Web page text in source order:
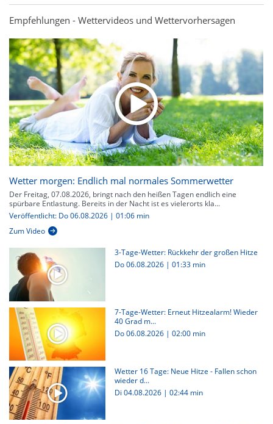
Empfehlungen - Wettervideos und Wettervorhersagen
Wetter morgen: Endlich mal normales Sommerwetter
Der Freitag, 07.08.2026, bringt nach den heißen Tagen endlich eine
spürbare Entlastung. Bereits in der Nacht ist es vielerorts kla...
Veröffentlicht: Do 06.08.2026 | 01:06 min
Zum Video
3-Tage-Wetter: Rückkehr der großen Hitze
Do 06.08.2026 | 01:33 min
7-Tage-Wetter: Erneut Hitzealarm! Wieder
40 Grad m...
Do 06.08.2026 | 02:00 min
Wetter 16 Tage: Neue Hitze - Fallen schon
wieder d...
Di 04.08.2026 | 02:44 min